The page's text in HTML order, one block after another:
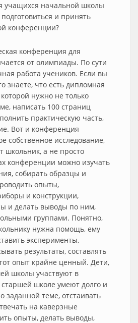
учащихся начальной школы
и принять
конференции?
конференция для
от олимпиады. По сути
работа учеников. Если вы
знаете, что есть дипломная
нужно не только
написать 100 страниц
практическую часть,
Вот и конференция
собственное исследование,
школьник, а не просто
конференции можно изучать
собирать образцы и
опыты,
и конструкции,
и делать выводы по ним,
группами. Понятно,
нужна помощь, ему
эксперименты,
результаты, составлять
опыт крайне ценный. Дети,
школы участвуют в
школе умеют долго и
заданной теме, отстаивать
на каверзные
опыты, делать выводы,